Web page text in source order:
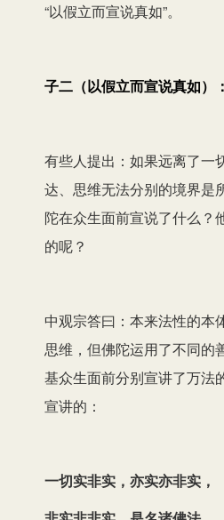
“以假立而宣说真如”。
子二（以假立而宣说真如）：
有些人提出：如果远离了一
达、思维无法分别的境界是
陀在众生面前宣说了什么？
的呢？
中观宗答曰：本来法性的本
思维，但佛陀运用了不同的
基众生面前分别宣讲了万法
宣讲的：
一切实非实，亦实亦非实，